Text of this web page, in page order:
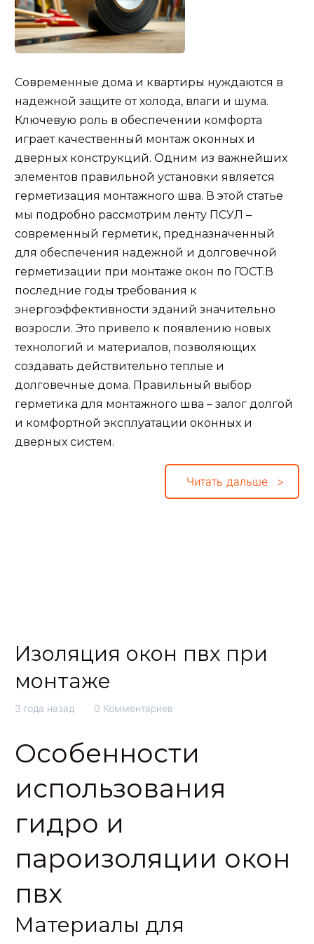
Современные дома и квартиры нуждаются в
надежной защите от холода, влаги и шума.
Ключевую роль в обеспечении комфорта
играет качественный монтаж оконных и
дверных конструкций. Одним из важнейших
элементов правильной установки является
герметизация монтажного шва. В этой статье
мы подробно рассмотрим ленту ПСУЛ –
современный герметик, предназначенный
для обеспечения надежной и долговечной
герметизации при монтаже окон по ГОСТ.В
последние годы требования к
энергоэффективности зданий значительно
возросли. Это привело к появлению новых
технологий и материалов, позволяющих
создавать действительно теплые и
долговечные дома. Правильный выбор
герметика для монтажного шва – залог долгой
и комфортной эксплуатации оконных и
дверных систем.
Читать дальше
Изоляция окон пвх при
монтаже
3 года назад 0 Комментариев
Особенности
использования
гидро и
пароизоляции окон
пвх
Материалы для